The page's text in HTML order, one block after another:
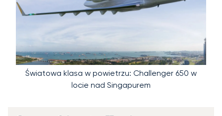
Światowa klasa w powietrzu: Challenger 650 w
locie nad Singapurem